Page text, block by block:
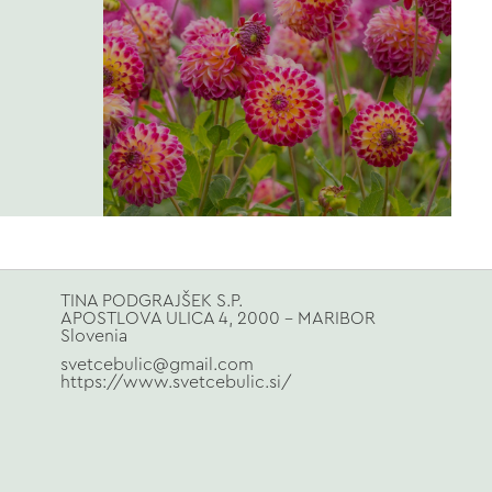
TINA PODGRAJŠEK S.P.
APOSTLOVA ULICA 4, 2000 - MARIBOR
Slovenia
svetcebulic@gmail.com
https://www.svetcebulic.si/